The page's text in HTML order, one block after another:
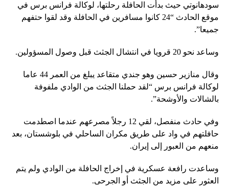
سودهانوتي حيث بدأت الحافلة رحلتها، لوكالة فرانس برس في
موقع الحادث “24 كانوا مسافرين في الحافلة وقد لقوا حتفهم
جميعا”.
وساعد نحو 20 قرويا في انتشال الجثث قبل وصول المسؤولين.
وقال منازير حسين وهو جندي متقاعد يبلغ من العمر 44 عاما
لوكالة فرانس برس “لقد حملنا الجثث من الوادي ملفوفة
بالشالات والأوشحة”.
وفي حادث منفصل، لقي 12 رجلاً مصرعهم عندما اصطدمت
حافلتهم في واد على طريق مكران الساحلي في بلوشستان، بعد
منعهم من العبور إلى إيران.
وساعدت رافعة عسكرية في إخراج الحافلة من الوادي ولم يتم
العثور على مزيد من الجثث أو الجرحى.